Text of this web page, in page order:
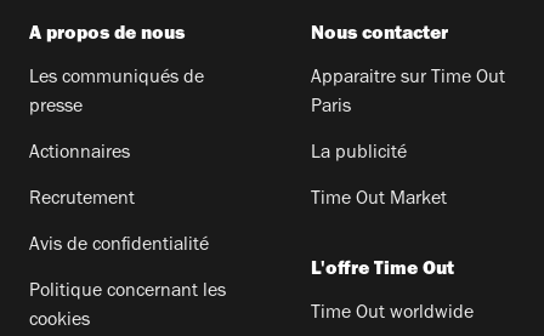
A propos de nous
Les communiqués de
presse
Actionnaires
Recrutement
Avis de confidentialité
Politique concernant les
cookies
Nous contacter
Apparaitre sur Time Out
Paris
La publicité
Time Out Market
L'offre Time Out
Time Out worldwide